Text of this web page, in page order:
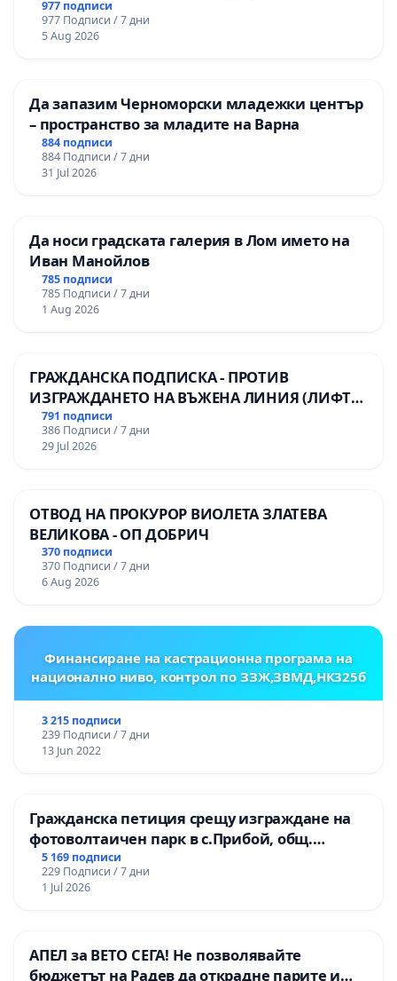
гимназия по промишлени технологии в
Професионалната гимназия по икономика и
мениджмънт – гр. Пазарджик
977 подписи
977 Подписи / 7 дни
5 Aug 2026
Да запазим Черноморски младежки център
– пространство за младите на Варна
884 подписи
884 Подписи / 7 дни
31 Jul 2026
Да носи градската галерия в Лом името на
Иван Манойлов
785 подписи
785 Подписи / 7 дни
1 Aug 2026
ГРАЖДАНСКА ПОДПИСКА - ПРОТИВ
ИЗГРАЖДАНЕТО НА ВЪЖЕНА ЛИНИЯ (ЛИФТ)
НА ТЕРИТОРИЯТА НА ПРИРОДНА
ЗАБЕЛЕЖИТЕЛНОСТ „ХЪЛМ НА
ОСВОБОДИТЕЛИТЕ“ (БУНАРДЖИК)
791 подписи
386 Подписи / 7 дни
29 Jul 2026
ОТВОД НА ПРОКУРОР ВИОЛЕТА ЗЛАТЕВА
ВЕЛИКОВА - ОП ДОБРИЧ
370 подписи
370 Подписи / 7 дни
6 Aug 2026
Финансиране на кастрационна програма на
национално ниво, контрол по ЗЗЖ,ЗВМД,НК325б
3 215 подписи
239 Подписи / 7 дни
13 Jun 2022
Гражданска петиция срещу изграждане на
фотоволтаичен парк в с.Прибой, общ.
Радомир
5 169 подписи
229 Подписи / 7 дни
1 Jul 2026
АПЕЛ за ВЕТО СЕГА! Не позволявайте
бюджетът на Радев да открадне парите и